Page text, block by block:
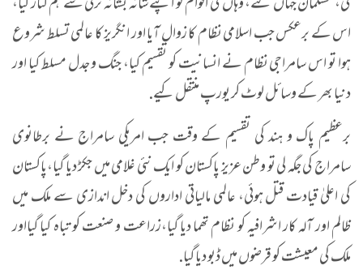
اس کے برعکس جب اسلامی نظام کا زوال آیا اور انگریز کا عالمی تسلط شروع
ہوا تو اس سامراجی نظام نے انسانیت کو تقسیم کیا، جنگ و جدل مسلط کیا اور
دنیا بھر کے وسائل لوٹ کر یورپ منتقل کیے.
برعظیم پاک و ہند کی تقسیم کے وقت جب امریکی سامراج نے برطانوی
سامراج کی جگہ لی تو وطن عزیز پاکستان کو ایک نئی غلامی میں جکڑ دیا گیا،پاکستان
کی اعلیٰ قیادت قتل ہوئی، عالمی مالیاتی اداروں کی دخل اندازی سے ملک میں
ظالم اور آلہ کار اشرافیہ کو نظام تھما دیا گیا،زراعت و صنعت کو تباہ کیا گیااور
ملک کی معیشت کو قرضوں میں ڈبو دیا گیا.